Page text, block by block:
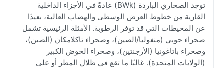
توجد الصحاري الباردة (BWk) عادةً في الأجزاء الداخلية
القارية من خطوط العرض الوسطى والهضاب العالية، بعيدًا
عن المحيطات التي قد توفر الرطوبة. الأمثلة الرئيسية تشمل
صحراء جوبي (منغوليا/الصين)، وصحراء تاكلامكان (الصين)،
وصحراء باتاغونيا (الأرجنتين)، وصحراء الحوض الكبير
(الولايات المتحدة). غالبًا ما تقع في ظلال المطر أو على